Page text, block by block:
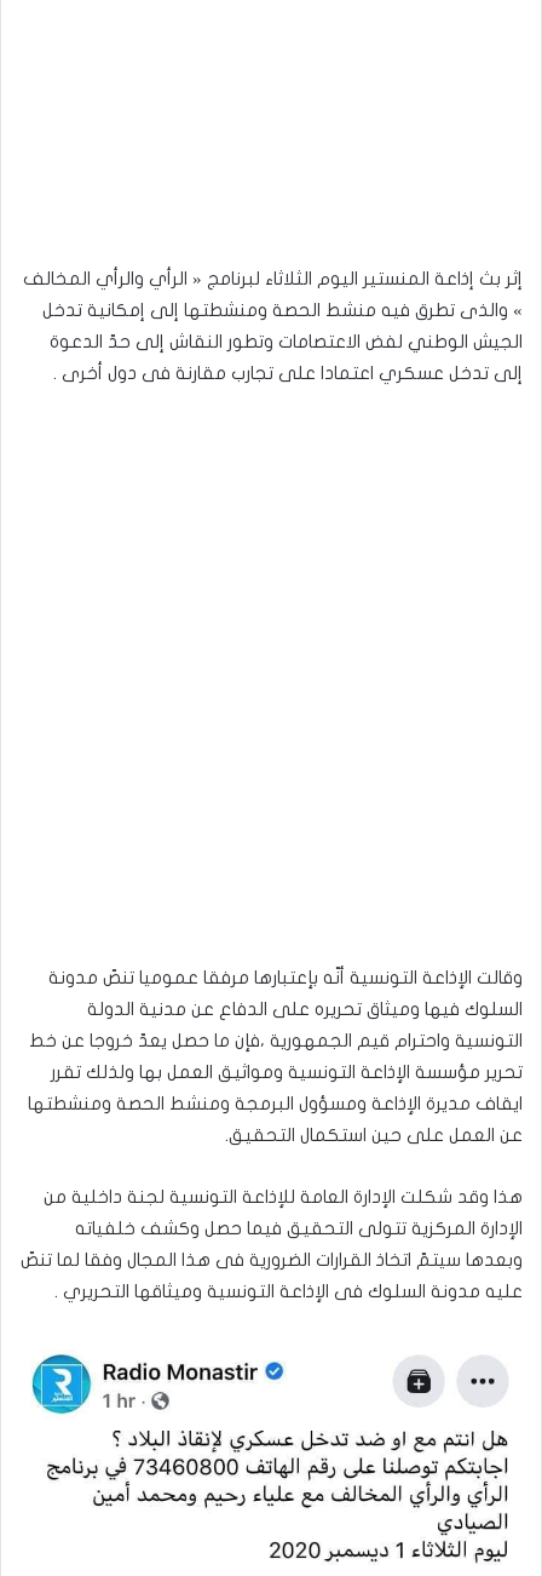
إثر بث إذاعة المنستير اليوم الثلاثاء لبرنامج « الرأي والرأي المخالف
» والذى تطرق فيه منشط الحصة ومنشطتها إلى إمكانية تدخل
الجيش الوطني لفض الاعتصامات وتطور النقاش إلى حدّ الدعوة
إلى تدخل عسكري اعتمادا على تجارب مقارنة فى دول أخرى .
وقالت الإذاعة التونسية أنّه بإعتبارها مرفقا عموميا تنصّ مدونة
السلوك فيها وميثاق تحريره على الدفاع عن مدنية الدولة
التونسية واحترام قيم الجمهورية ،فإن ما حصل يعدّ خروجا عن خط
تحرير مؤسسة الإذاعة التونسية ومواثيق العمل بها ولذلك تقرر
ايقاف مديرة الإذاعة ومسؤول البرمجة ومنشط الحصة ومنشطتها
عن العمل على حين استكمال التحقيق.
هذا وقد شكلت الإدارة العامة للإذاعة التونسية لجنة داخلية من
الإدارة المركزية تتولى التحقيق فيما حصل وكشف خلفياته
وبعدها سيتمّ اتخاذ القرارات الضرورية فى هذا المجال وفقا لما تنصّ
عليه مدونة السلوك فى الإذاعة التونسية وميثاقها التحريري .